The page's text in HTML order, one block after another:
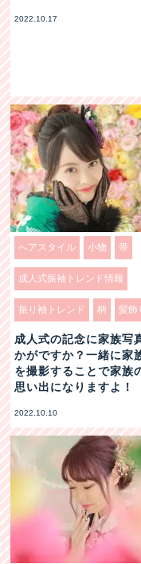
2022.10.17
へアスタイル 小物 帯
成人式振袖トレンド情報
振り袖トレンド 柄 髪飾
成人式の記念に家族写
かがですか？一緒に家
を撮影することで家族
思い出になりますよ！
2022.10.10